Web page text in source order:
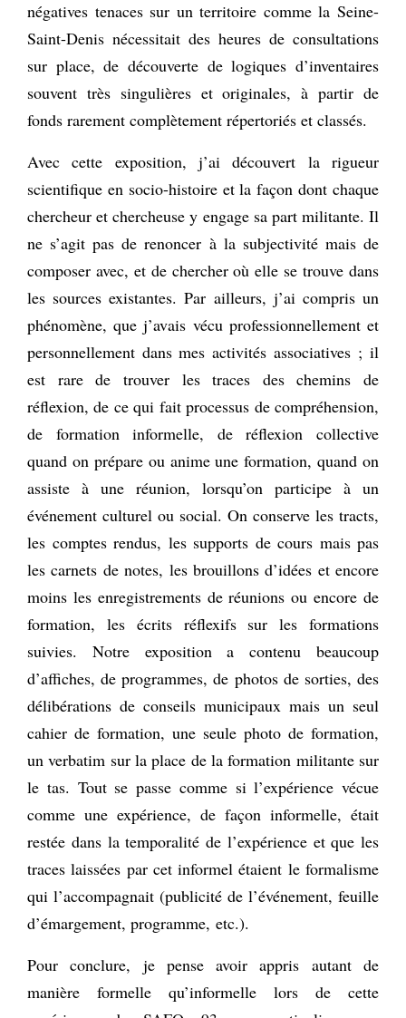
négatives tenaces sur un territoire comme la Seine-
Saint-Denis nécessitait des heures de consultations
sur place, de découverte de logiques d’inventaires
souvent très singulières et originales, à partir de
fonds rarement complètement répertoriés et classés.
Avec cette exposition, j’ai découvert la rigueur
scientifique en socio-histoire et la façon dont chaque
chercheur et chercheuse y engage sa part militante. Il
ne s’agit pas de renoncer à la subjectivité mais de
composer avec, et de chercher où elle se trouve dans
les sources existantes. Par ailleurs, j’ai compris un
phénomène, que j’avais vécu professionnellement et
personnellement dans mes activités associatives ; il
est rare de trouver les traces des chemins de
réflexion, de ce qui fait processus de compréhension,
de formation informelle, de réflexion collective
quand on prépare ou anime une formation, quand on
assiste à une réunion, lorsqu’on participe à un
événement culturel ou social. On conserve les tracts,
les comptes rendus, les supports de cours mais pas
les carnets de notes, les brouillons d’idées et encore
moins les enregistrements de réunions ou encore de
formation, les écrits réflexifs sur les formations
suivies. Notre exposition a contenu beaucoup
d’affiches, de programmes, de photos de sorties, des
délibérations de conseils municipaux mais un seul
cahier de formation, une seule photo de formation,
un verbatim sur la place de la formation militante sur
le tas. Tout se passe comme si l’expérience vécue
comme une expérience, de façon informelle, était
restée dans la temporalité de l’expérience et que les
traces laissées par cet informel étaient le formalisme
qui l’accompagnait (publicité de l’événement, feuille
d’émargement, programme, etc.).
Pour conclure, je pense avoir appris autant de
manière formelle qu’informelle lors de cette